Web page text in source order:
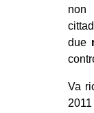
non
due
Va